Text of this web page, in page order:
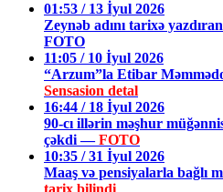
01:53 / 13 İyul 2026
Zeynəb adını tarixə
FOTO
11:05 / 10 İyul 2026
“Arzum”la Etibar
Sensasion detal
16:44 / 18 İyul 2026
90-cı illərin məşhur
çəkdi —FOTO
10:35 / 31 İyul 2026
Maaş və pensiyalarla bağlı